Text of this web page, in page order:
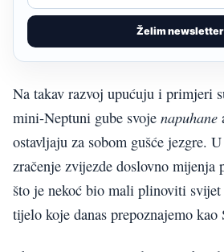
Želim newsletter
Na takav razvoj upućuju i primjeri
mini-Neptuni gube svoje napuhane
ostavljaju za sobom gušće jezgre.
zračenje zvijezde doslovno mijenja
što je nekoć bio mali plinoviti
tijelo koje danas prepoznajemo kao